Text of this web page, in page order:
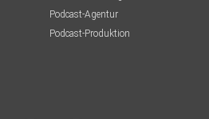
Podcast-Agentur
Podcast-Produktion